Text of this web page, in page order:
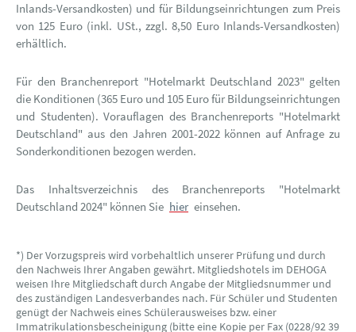
Inlands-Versandkosten) und für Bildungseinrichtungen zum Preis
von 125 Euro (inkl. USt., zzgl. 8,50 Euro Inlands-Versandkosten)
erhältlich.
Für den Branchenreport "Hotelmarkt Deutschland 2023" gelten
die Konditionen (365 Euro und 105 Euro für Bildungseinrichtungen
und Studenten). Vorauflagen des Branchenreports "Hotelmarkt
Deutschland" aus den Jahren 2001-2022 können auf Anfrage zu
Sonderkonditionen bezogen werden.
Das Inhaltsverzeichnis des Branchenreports "Hotelmarkt
Deutschland 2024" können Sie hier einsehen.
*) Der Vorzugspreis wird vorbehaltlich unserer Prüfung und durch
den Nachweis Ihrer Angaben gewährt. Mitgliedshotels im DEHOGA
weisen Ihre Mitgliedschaft durch Angabe der Mitgliedsnummer und
des zuständigen Landesverbandes nach. Für Schüler und Studenten
genügt der Nachweis eines Schülerausweises bzw. einer
Immatrikulationsbescheinigung (bitte eine Kopie per Fax (0228/92 39